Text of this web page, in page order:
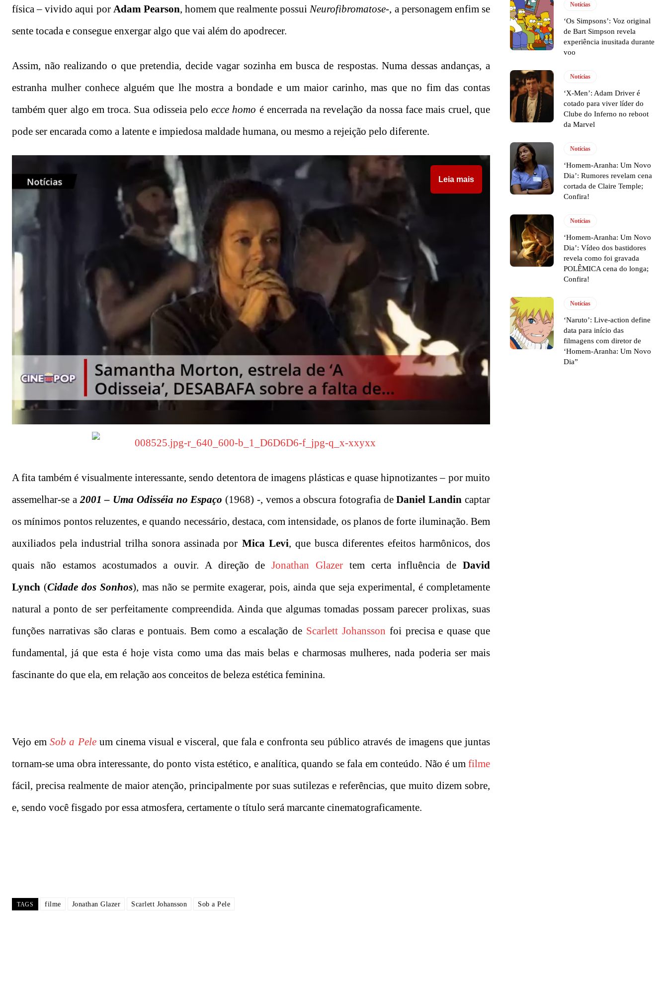
física – vivido aqui por Adam Pearson, homem que realmente possuiNeurofibromatose-, a personagem enfim se
sente tocada e consegue enxergar algo que vai além do apodrecer.
Assim, não realizando o que pretendia, decide vagar sozinha em busca de respostas. Numa dessas andanças, a
estranha mulher conhece alguém que lhe mostra a bondade e um maior carinho, mas que no fim das contas
também quer algo em troca. Sua odisseia peloecce homo é encerrada na revelação da nossa face mais cruel, que
pode ser encarada como a latente e impiedosa maldade humana, ou mesmo a rejeição pelo diferente.
Leia mais
A fita também é visualmente interessante, sendo detentora de imagens plásticas e quase hipnotizantes – por muito
assemelhar-se a2001 – Uma Odisséia no Espaço (1968) -, vemos a obscura fotografia deDaniel Landin captar
os mínimos pontos reluzentes, e quando necessário, destaca, com intensidade, os planos de forte iluminação. Bem
auxiliados pela industrial trilha sonora assinada por Mica Levi, que busca diferentes efeitos harmônicos, dos
quais não estamos acostumados a ouvir. A direção deJonathan Glazer tem certa influência deDavid
Lynch (Cidade dos Sonhos), mas não se permite exagerar, pois, ainda que seja experimental, é completamente
natural a ponto de ser perfeitamente compreendida. Ainda que algumas tomadas possam parecer prolixas, suas
funções narrativas são claras e pontuais. Bem como a escalação de Scarlett Johansson foi precisa e quase que
fundamental, já que esta é hoje vista como uma das mais belas e charmosas mulheres, nada poderia ser mais
fascinante do que ela, em relação aos conceitos de beleza estética feminina.
Vejo emSob a Peleum cinema visual e visceral, que fala e confronta seu público através de imagens que juntas
tornam-se uma obra interessante, do ponto vista estético, e analítica, quando se fala em conteúdo. Não é um filme
fácil, precisa realmente de maior atenção, principalmente por suas sutilezas e referências, que muito dizem sobre,
e, sendo você fisgado por essa atmosfera, certamente o título será marcante cinematograficamente.
TAGS filme Jonathan Glazer Scarlett Johansson Sob a Pele
Notícias
‘Os Simpsons’: Voz original
de Bart Simpson revela
experiência inusitada durante
voo
Notícias
‘X-Men’: Adam Driver é
cotado para viver líder do
Clube do Inferno no reboot
da Marvel
Notícias
‘Homem-Aranha: Um Novo
Dia’: Rumores revelam cena
cortada de Claire Temple;
Confira!
Notícias
‘Homem-Aranha: Um Novo
Dia’: Vídeo dos bastidores
revela como foi gravada
POLÊMICA cena do longa;
Confira!
Notícias
‘Naruto’: Live-action define
data para início das
filmagens com diretor de
‘Homem-Aranha: Um Novo
Dia”